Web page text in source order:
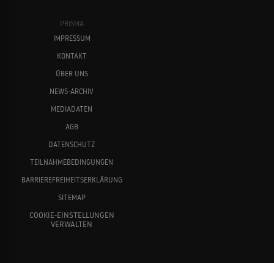
PRISMA
IMPRESSUM
KONTAKT
ÜBER UNS
NEWS-ARCHIV
MEDIADATEN
AGB
DATENSCHUTZ
TEILNAHMEBEDINGUNGEN
BARRIEREFREIHEITSERKLÄRUNG
SITEMAP
COOKIE-EINSTELLUNGEN
VERWALTEN